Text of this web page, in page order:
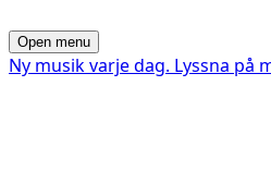
Open menu
Ny musik varje dag. Lyssna på